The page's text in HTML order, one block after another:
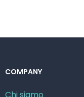
COMPANY